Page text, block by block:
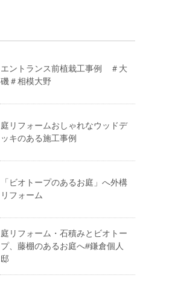
エントランス前植栽工事例 ＃大
磯＃相模大野
庭リフォームおしゃれなウッドデ
ッキのある施工事例
「ビオトープのあるお庭」へ外構
リフォーム
庭リフォーム・石積みとビオトー
プ、藤棚のあるお庭へ#鎌倉個人
邸